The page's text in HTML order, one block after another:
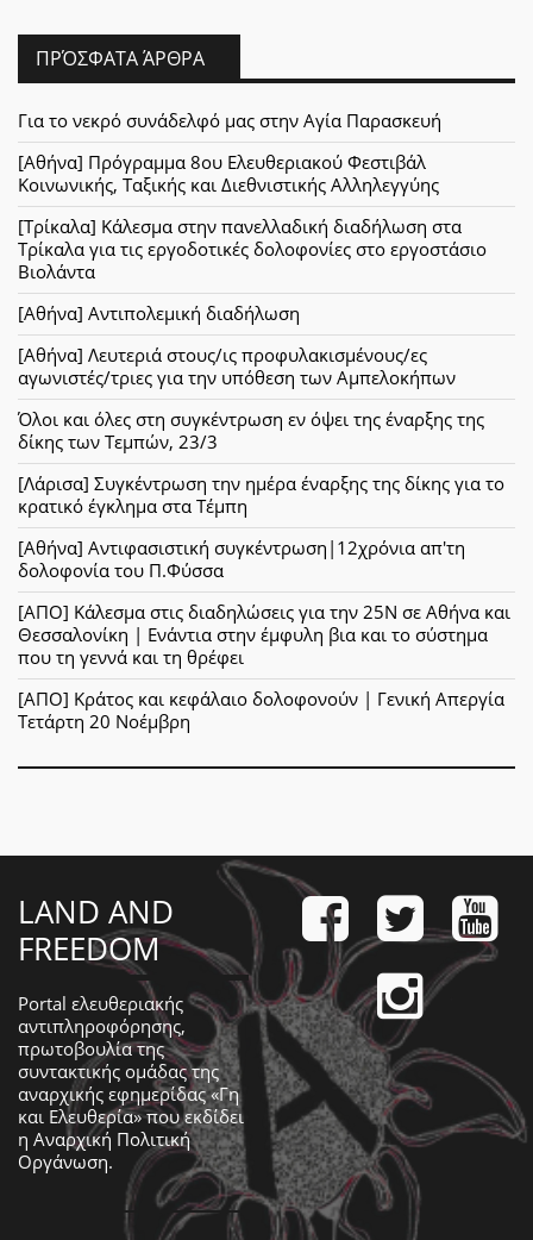
ΠΡΌΣΦΑΤΑ ΆΡΘΡΑ
Για το νεκρό συνάδελφό μας στην Αγία Παρασκευή
[Αθήνα] Πρόγραμμα 8ου Ελευθεριακού Φεστιβάλ
Κοινωνικής, Ταξικής και Διεθνιστικής Αλληλεγγύης
[Τρίκαλα] Κάλεσμα στην πανελλαδική διαδήλωση στα
Τρίκαλα για τις εργοδοτικές δολοφονίες στο εργοστάσιο
Βιολάντα
[Αθήνα] Αντιπολεμική διαδήλωση
[Αθήνα] Λευτεριά στους/ις προφυλακισμένους/ες
αγωνιστές/τριες για την υπόθεση των Αμπελοκήπων
Όλοι και όλες στη συγκέντρωση εν όψει της έναρξης της
δίκης των Τεμπών, 23/3
[Λάρισα] Συγκέντρωση την ημέρα έναρξης της δίκης για το
κρατικό έγκλημα στα Τέμπη
[Αθήνα] Αντιφασιστική συγκέντρωση|12χρόνια απ'τη
δολοφονία του Π.Φύσσα
[ΑΠΟ] Κάλεσμα στις διαδηλώσεις για την 25Ν σε Αθήνα και
Θεσσαλονίκη | Ενάντια στην έμφυλη βια και το σύστημα
που τη γεννά και τη θρέφει
[ΑΠΟ] Κράτος και κεφάλαιο δολοφονούν | Γενική Απεργία
Τετάρτη 20 Νοέμβρη
LAND AND
FREEDOM
Portal ελευθεριακής
αντιπληροφόρησης,
πρωτοβουλία της
συντακτικής ομάδας της
αναρχικής εφημερίδας «Γη
και Ελευθερία» που εκδίδει
η Αναρχική Πολιτική
Οργάνωση.